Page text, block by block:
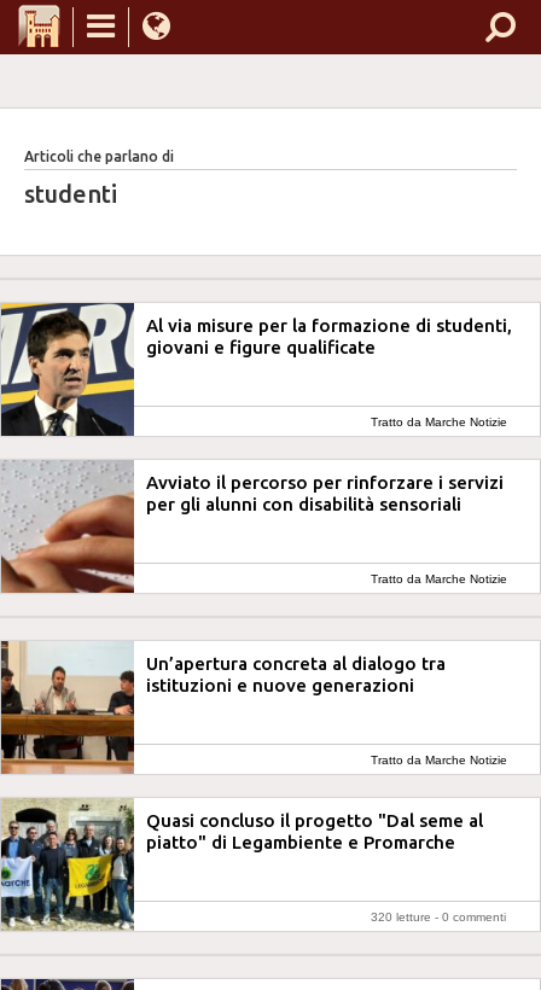
Articoli che parlano di
studenti
Al via misure per la formazione di studenti,
giovani e figure qualificate
Tratto da Marche Notizie
Avviato il percorso per rinforzare i servizi
per gli alunni con disabilità sensoriali
Tratto da Marche Notizie
Un’apertura concreta al dialogo tra
istituzioni e nuove generazioni
Tratto da Marche Notizie
Quasi concluso il progetto "Dal seme al
piatto" di Legambiente e Promarche
320 letture - 0 commenti